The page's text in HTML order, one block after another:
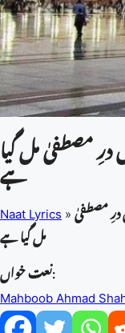
درِ مصطفیٰ مل گیا
ہے
Naat Lyrics » درِ مصطفیٰ
مل گیا ہے
نعت خواں: